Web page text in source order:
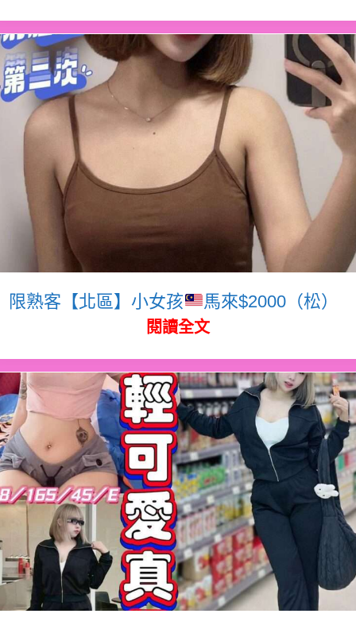
限熟客【北區】小女孩 馬來$2000（松）
閱讀全文